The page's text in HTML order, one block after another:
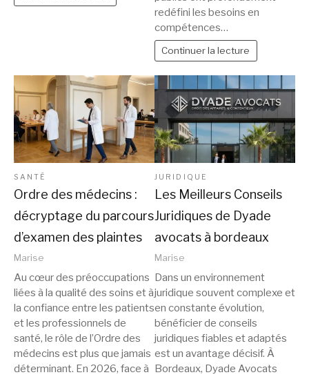
redéfini les besoins en
compétences…
Continuer la lecture
SANTÉ
Ordre des médecins :
décryptage du parcours
d’examen des plaintes
Marise
Au cœur des préoccupations
liées à la qualité des soins et à
la confiance entre les patients
et les professionnels de
santé, le rôle de l’Ordre des
médecins est plus que jamais
déterminant. En 2026, face à
JURIDIQUE
Les Meilleurs Conseils
Juridiques de Dyade
avocats à bordeaux
Marise
Dans un environnement
juridique souvent complexe et
en constante évolution,
bénéficier de conseils
juridiques fiables et adaptés
est un avantage décisif. À
Bordeaux, Dyade Avocats